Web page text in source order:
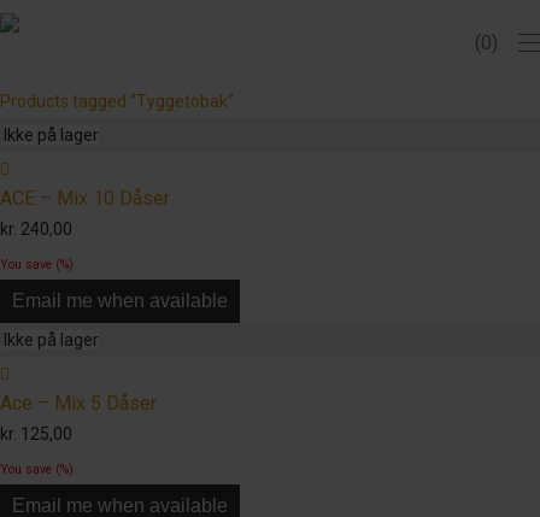
0
Products tagged “Tyggetobak”
ACE – Mix 10 Dåser
kr. 240,00
You save (%)
Email me when available
Ace – Mix 5 Dåser
kr. 125,00
You save (%)
Email me when available